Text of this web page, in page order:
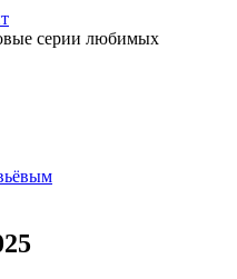
серии любимых